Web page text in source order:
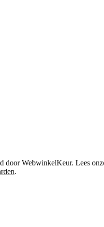
door WebwinkelKeur. Lees
.